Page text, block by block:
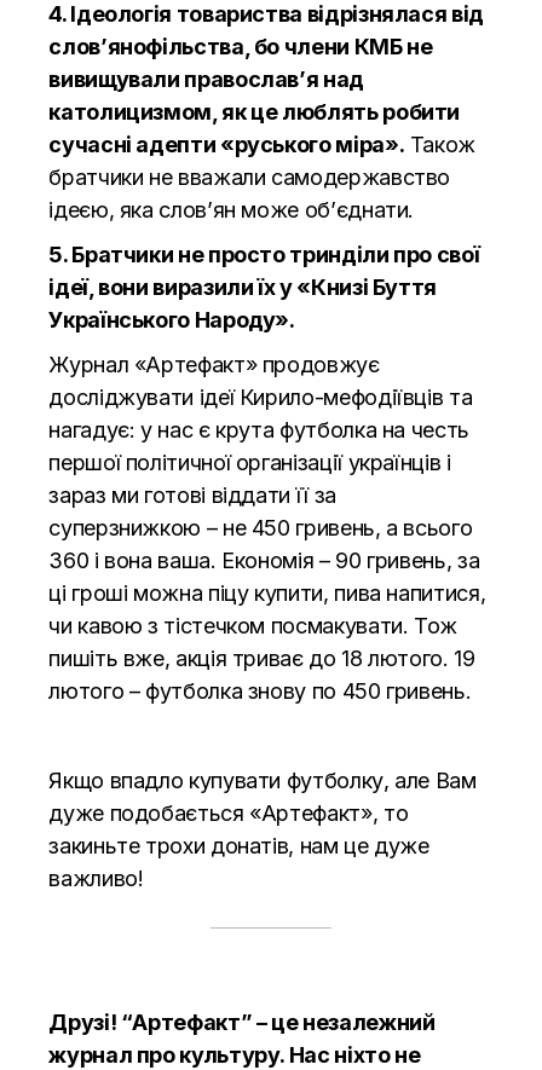
4. Ідеологія товариства відрізнялася від
слов’янофільства, бо члени КМБ не
вивищували православ’я над
католицизмом, як це люблять робити
сучасні адепти «руського міра». Також
братчики не вважали самодержавство
ідеєю, яка слов’ян може об’єднати.
5. Братчики не просто тринділи про свої
ідеї, вони виразили їх у «Книзі Буття
Українського Народу».
Журнал «Артефакт» продовжує
досліджувати ідеї Кирило-мефодіївців та
нагадує: у нас є крута футболка на честь
першої політичної організації українців і
зараз ми готові віддати її за
суперзнижкою – не 450 гривень, а всього
360 і вона ваша. Економія – 90 гривень, за
ці гроші можна піцу купити, пива напитися,
чи кавою з тістечком посмакувати. Тож
пишіть вже, акція триває до 18 лютого. 19
лютого – футболка знову по 450 гривень.
Якщо впадло купувати футболку, але Вам
дуже подобається «Артефакт», то
закиньте трохи донатів, нам це дуже
важливо!
Друзі! “Артефакт” – це незалежний
журнал про культуру. Нас ніхто не